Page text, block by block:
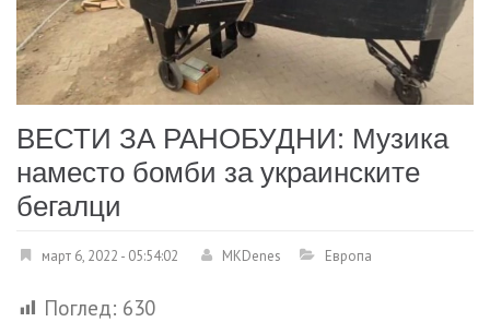
ВЕСТИ ЗА РАНОБУДНИ: Музика
наместо бомби за украинските
бегалци
март 6, 2022 - 05:54:02 MKDenes Европа
Поглед: 630